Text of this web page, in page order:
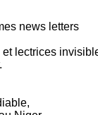
news letters
lectrices